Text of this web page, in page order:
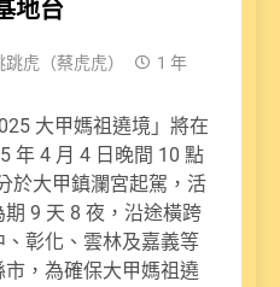
地台
跳虎（蔡虎虎）
1 年
大甲媽祖遶境」將在
年 4 月 4 日晚間 10 點
於大甲鎮瀾宮起駕，活
期 9 天 8 夜，沿途橫跨
、彰化、雲林及嘉義等
市，為確保大甲媽祖遶